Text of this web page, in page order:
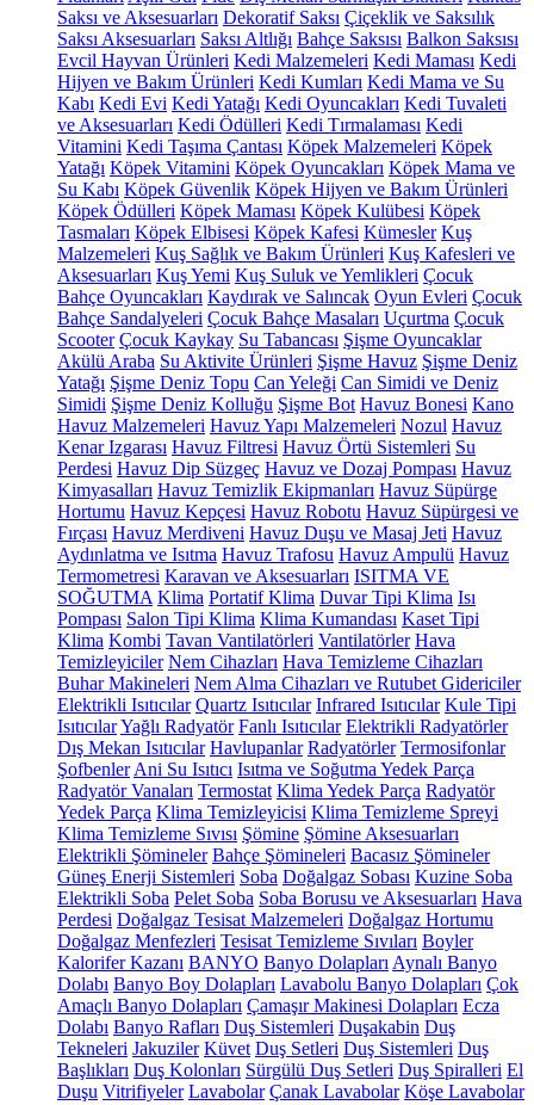
Saksı ve Aksesuarları Dekoratif Saksı Çiçeklik ve Saksılık
Saksı Aksesuarları Saksı Altlığı Bahçe Saksısı Balkon Saksısı
Evcil Hayvan Ürünleri Kedi Malzemeleri Kedi Maması Kedi
Hijyen ve Bakım Ürünleri Kedi Kumları Kedi Mama ve Su
Kabı Kedi Evi Kedi Yatağı Kedi Oyuncakları Kedi Tuvaleti
ve Aksesuarları Kedi Ödülleri Kedi Tırmalaması Kedi
Vitamini Kedi Taşıma Çantası Köpek Malzemeleri Köpek
Yatağı Köpek Vitamini Köpek Oyuncakları Köpek Mama ve
Su Kabı Köpek Güvenlik Köpek Hijyen ve Bakım Ürünleri
Köpek Ödülleri Köpek Maması Köpek Kulübesi Köpek
Tasmaları Köpek Elbisesi Köpek Kafesi Kümesler Kuş
Malzemeleri Kuş Sağlık ve Bakım Ürünleri Kuş Kafesleri ve
Aksesuarları Kuş Yemi Kuş Suluk ve Yemlikleri Çocuk
Bahçe Oyuncakları Kaydırak ve Salıncak Oyun Evleri Çocuk
Bahçe Sandalyeleri Çocuk Bahçe Masaları Uçurtma Çocuk
Scooter Çocuk Kaykay Su Tabancası Şişme Oyuncaklar
Akülü Araba Su Aktivite Ürünleri Şişme Havuz Şişme Deniz
Yatağı Şişme Deniz Topu Can Yeleği Can Simidi ve Deniz
Simidi Şişme Deniz Kolluğu Şişme Bot Havuz Bonesi Kano
Havuz Malzemeleri Havuz Yapı Malzemeleri Nozul Havuz
Kenar Izgarası Havuz Filtresi Havuz Örtü Sistemleri Su
Perdesi Havuz Dip Süzgeç Havuz ve Dozaj Pompası Havuz
Kimyasalları Havuz Temizlik Ekipmanları Havuz Süpürge
Hortumu Havuz Kepçesi Havuz Robotu Havuz Süpürgesi ve
Fırçası Havuz Merdiveni Havuz Duşu ve Masaj Jeti Havuz
Aydınlatma ve Isıtma Havuz Trafosu Havuz Ampulü Havuz
Termometresi Karavan ve Aksesuarları ISITMA VE
SOĞUTMA Klima Portatif Klima Duvar Tipi Klima Isı
Pompası Salon Tipi Klima Klima Kumandası Kaset Tipi
Klima Kombi Tavan Vantilatörleri Vantilatörler Hava
Temizleyiciler Nem Cihazları Hava Temizleme Cihazları
Buhar Makineleri Nem Alma Cihazları ve Rutubet Gidericiler
Elektrikli Isıtıcılar Quartz Isıtıcılar Infrared Isıtıcılar Kule Tipi
IsıtıcılarYağlı Radyatör Fanlı Isıtıcılar Elektrikli Radyatörler
Dış Mekan Isıtıcılar Havlupanlar Radyatörler Termosifonlar
Şofbenler Ani Su Isıtıcı Isıtma ve Soğutma Yedek Parça
Radyatör Vanaları Termostat Klima Yedek Parça Radyatör
Yedek Parça Klima Temizleyicisi Klima Temizleme Spreyi
Klima Temizleme Sıvısı Şömine Şömine Aksesuarları
Elektrikli Şömineler Bahçe Şömineleri Bacasız Şömineler
Güneş Enerji Sistemleri Soba Doğalgaz Sobası Kuzine Soba
Elektrikli Soba Pelet Soba Soba Borusu ve Aksesuarları Hava
Perdesi Doğalgaz Tesisat Malzemeleri Doğalgaz Hortumu
Doğalgaz Menfezleri Tesisat Temizleme Sıvıları Boyler
Kalorifer Kazanı BANYO Banyo Dolapları Aynalı Banyo
Dolabı Banyo Boy Dolapları Lavabolu Banyo Dolapları Çok
Amaçlı Banyo Dolapları Çamaşır Makinesi Dolapları Ecza
Dolabı Banyo Rafları Duş Sistemleri Duşakabin Duş
Tekneleri Jakuziler Küvet Duş Setleri Duş Sistemleri Duş
Başlıkları Duş Kolonları Sürgülü Duş Setleri Duş Spiralleri El
Duşu Vitrifiyeler Lavabolar Çanak Lavabolar Köşe Lavabolar